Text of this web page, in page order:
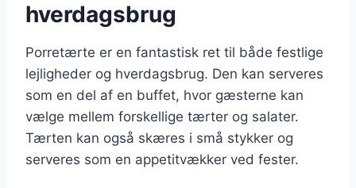
hverdagsbrug
Porretærte er en fantastisk ret til både festlige
lejligheder og hverdagsbrug. Den kan serveres
som en del af en buffet, hvor gæsterne kan
vælge mellem forskellige tærter og salater.
Tærten kan også skæres i små stykker og
serveres som en appetitvækker ved fester.